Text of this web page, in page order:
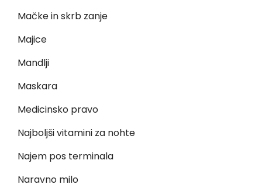
Mačke in skrb zanje
Majice
Mandlji
Maskara
Medicinsko pravo
Najboljši vitamini za nohte
Najem pos terminala
Naravno milo